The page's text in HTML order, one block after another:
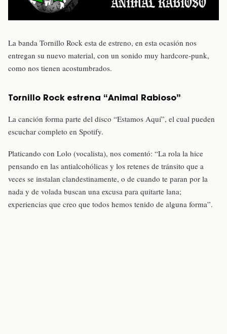
La banda Tornillo Rock esta de estreno, en esta ocasión nos
entregan su nuevo material, con un sonido muy hardcore-punk,
como nos tienen acostumbrados.
Tornillo Rock estrena “Animal Rabioso”
La canción forma parte del disco “Estamos Aquí”, el cual pueden
escuchar completo en Spotify.
Platicando con Lolo (vocalista), nos comentó: “La rola la hice
pensando en las antialcohólicas y los retenes de tránsito que a
veces se instalan clandestinamente, o de cuando te paran por la
nada y de volada buscan una excusa para quitarte lana;
experiencias que creo que todos hemos tenido de alguna forma”.